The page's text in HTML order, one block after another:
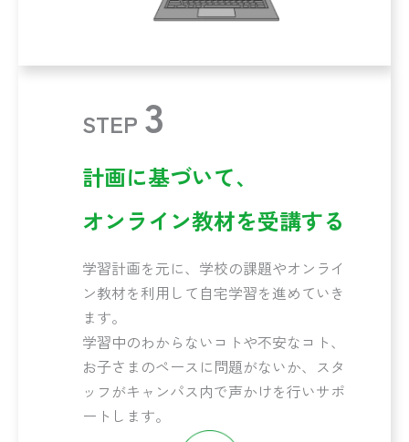
STEP 3
計画に基づいて、
オンライン教材を受講する
学習計画を元に、学校の課題やオンライ
ン教材を利用して自宅学習を進めていき
ます。
学習中のわからないコトや不安なコト、
お子さまのペースに問題がないか、スタ
ッフがキャンパス内で声かけを行いサポ
ートします。